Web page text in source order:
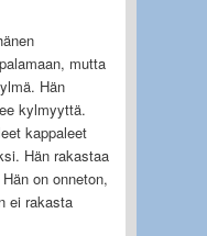
mutta
Hän
kylmyyttä.
kappaleet
Hän rakastaa
on onneton,
ei rakasta